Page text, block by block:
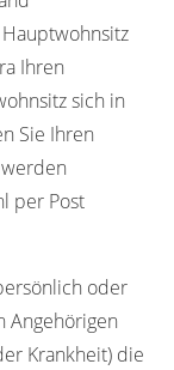
Ihren
sich in
Sie Ihren
per Post
oder
Angehörigen
Krankheit) die